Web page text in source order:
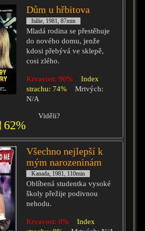
Dům u hřbitova
Itálie, 1981, 87min
Mladá rodina se přestěhuje
do nového domu, jenže
kdosi přebývá ve sklepě,
cosi zlého.
Krvavost: 90%
Index
strachu: 74%
Mrtvých:
N/A
62%
Viděli?
Všechno nejlepší k
mým narozeninám
Kanada, 1981, 110min
Oblíbená studentka vysoké
školy přežije podivnou
nehodu.
Krvavost: 0%
Index